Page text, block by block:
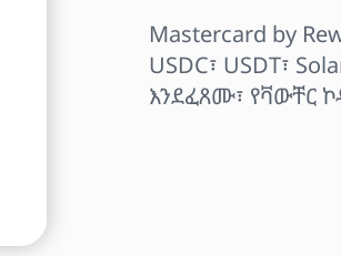
Mastercard by
USDC፣ USDT፣
እንደፈጸሙ፣ የቫውቸር